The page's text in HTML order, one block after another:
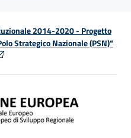
2014-2020 - Progetto
Strategico Nazionale (PSN)"